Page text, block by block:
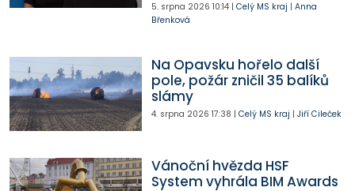
5. srpna 2026 10:14| Celý MS kraj | Anna
Břenková
Na Opavsku hořelo další
pole, požár zničil 35 balíků
slámy
4. srpna 2026 17:38 | Celý MS kraj | Jiří Cileček
Vánoční hvězda HSF
System vyhrála BIM Awards